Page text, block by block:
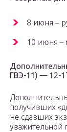
8 июня –
10 июня –
ГВЭ-11) — 12-
получивших
не сдавших
уважительной